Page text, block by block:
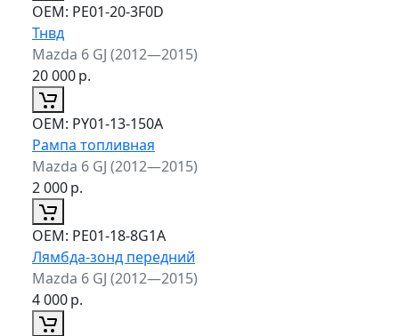
ОЕМ: PE01-20-3F0D
Тнвд
Mazda 6 GJ (2012—2015)
20 000р.
ОЕМ: PY01-13-150A
Рампа топливная
Mazda 6 GJ (2012—2015)
2 000р.
ОЕМ: PE01-18-8G1A
Лямбда-зонд передний
Mazda 6 GJ (2012—2015)
4 000р.